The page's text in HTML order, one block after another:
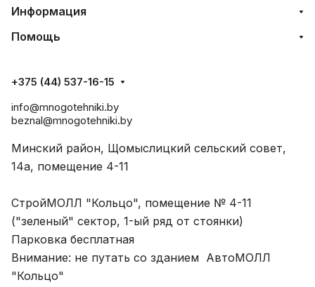
Информация
Помощь
+375 (44) 537-16-15
info@mnogotehniki.by
beznal@mnogotehniki.by
Минский район, Щомыслицкий сельский совет,
14а, помещение 4-11
СтройМОЛЛ "Кольцо", помещение № 4-11
("зеленый" сектор, 1-ый ряд от стоянки)
Парковка бесплатная
Внимание: не путать со зданием АвтоМОЛЛ
"Кольцо"